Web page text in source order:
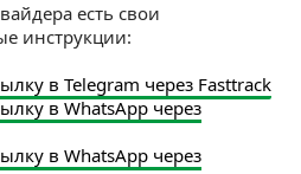
есть свои
инструкции:
в Telegram через Fasttrack
в WhatsApp через
в WhatsApp через